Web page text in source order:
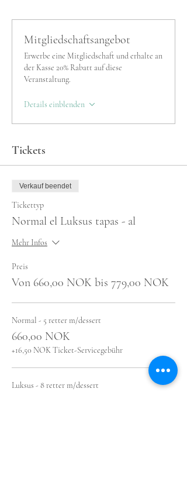
Mitgliedschaftsangebot
Erwerbe eine Mitgliedschaft und erhalte an
der Kasse 20% Rabatt auf diese
Veranstaltung.
Details einblenden
Tickets
Verkauf beendet
Tickettyp
Normal el Luksus tapas - al
Mehr Infos
Preis
Von 660,00 NOK bis 779,00 NOK
Normal - 5 retter m/dessert
660,00 NOK
+16,50 NOK Ticket-Servicegebühr
Luksus - 8 retter m/dessert